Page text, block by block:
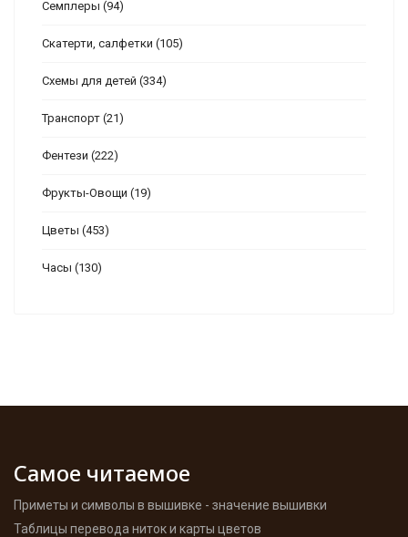
Семплеры (94)
Скатерти, салфетки (105)
Схемы для детей (334)
Транспорт (21)
Фентези (222)
Фрукты-Овощи (19)
Цветы (453)
Часы (130)
Самое читаемое
Приметы и символы в вышивке - значение вышивки
Таблицы перевода ниток и карты цветов